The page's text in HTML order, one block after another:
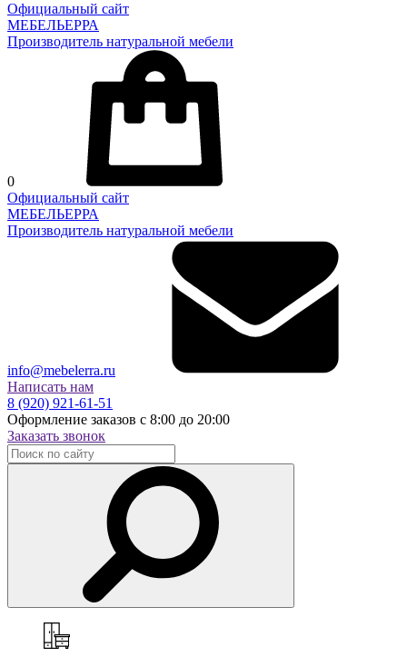
Официальный сайт
МЕБЕЛЬЕРРА
Производитель натуральной мебели
0
Официальный сайт
МЕБЕЛЬЕРРА
Производитель натуральной мебели
info@mebelerra.ru
Написать нам
8 (920) 921-61-51
Оформление заказов с 8:00 до 20:00
Заказать звонок